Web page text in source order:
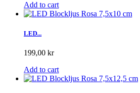
Add to cart
LED...
199,00 kr
Add to cart